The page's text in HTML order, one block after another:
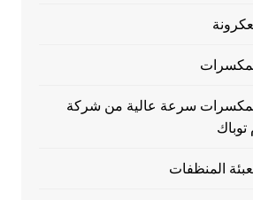
للمكسرات سرعة عالية من شركة
المنظفات